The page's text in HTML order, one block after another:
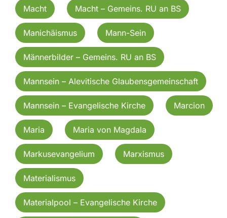
Macht Macht – Gemeins. RU an BS
Manichäismus Mann-Sein
Männerbilder – Gemeins. RU an BS
Mannsein – Alevitische Glaubensgemeinschaft
Mannsein – Evangelische Kirche Marcion
Maria Maria von Magdala
Markusevangelium Marxismus
Materialismus
Materialpool – Evangelische Kirche